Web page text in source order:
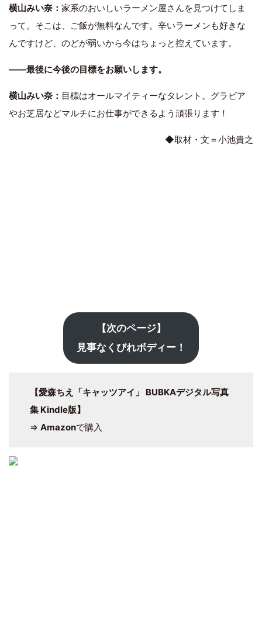
横山みい奈： 家系のおいしいラーメン屋さんを見つけてしま
って。そこは、ご飯が無料なんです。辛いラーメンも好きな
んですけど、のどが弱いから今はちょっと控えています。
――最後に今後の目標をお願いします。
横山みい奈： 目標はオールマイティーなタレント。グラビア
やお芝居などマルチにお仕事ができるよう頑張ります！
◆取材・文＝小池貴之
【次のページ】
見事なくびれボディー！
【愛森ちえ「キャッツアイ」 BUBKAデジタル写真
集 Kindle版】
⇒ Amazonで購入